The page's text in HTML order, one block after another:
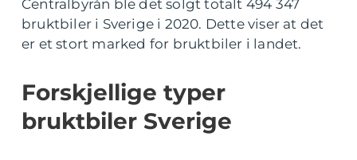
Centralbyrån ble det solgt totalt 494 347
bruktbiler i Sverige i 2020. Dette viser at det
er et stort marked for bruktbiler i landet.
Forskjellige typer
bruktbiler Sverige